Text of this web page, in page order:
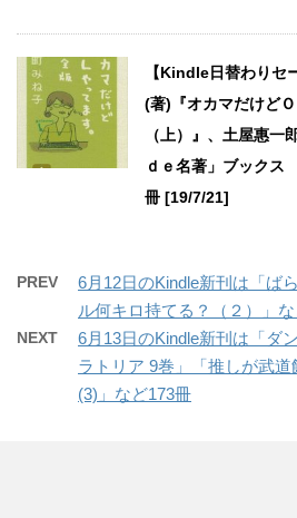
【Kindle日替わりセ
(著)『オカマだけど
（上）』、土屋惠一
ｄｅ名著」ブック
冊 [19/7/21]
PREV
6月12日のKindle新刊は「ば
ル何キロ持てる？（２）」
NEXT
6月13日のKindle新刊は「ダ
ラトリア 9巻」「推しが武
(3)」など173冊